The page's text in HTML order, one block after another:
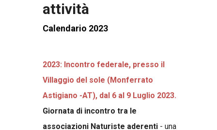
attività
Calendario 2023
2023: Incontro federale, presso il
Villaggio del sole (Monferrato
Astigiano -AT), dal 6 al 9 Luglio 2023.
Giornata di incontro tra le
associazioni Naturiste aderenti - una